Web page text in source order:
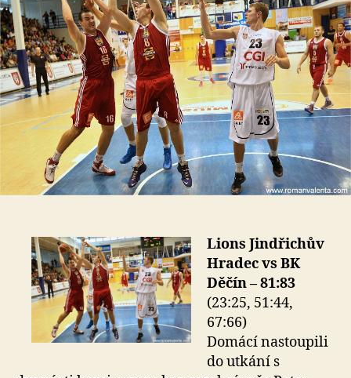
Lions Jindřichův
Hradec vs BK
Děčín – 81:83
(23:25, 51:44,
67:66)
Domácí nastoupili
do utkání s